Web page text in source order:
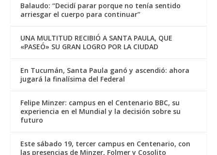
Balaudo: “Decidí parar porque no tenía sentido
arriesgar el cuerpo para continuar”
UNA MULTITUD RECIBIÓ A SANTA PAULA, QUE
«PASEÓ» SU GRAN LOGRO POR LA CIUDAD
En Tucumán, Santa Paula ganó y ascendió: ahora
jugará la finalísima del Federal
Felipe Minzer: campus en el Centenario BBC, su
experiencia en el Mundial y la decisión sobre su
futuro
Este sábado 19, tercer campus en Centenario, con
las presencias de Minzer, Folmer y Cosolito